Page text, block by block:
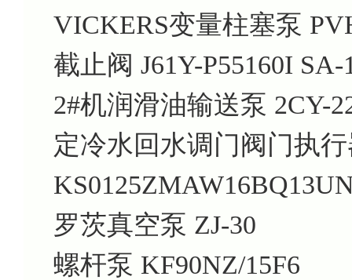
VICKERS变量柱塞泵
截止阀 J61Y-P55160I SA-
2#机润滑油输送泵 2CY-
定冷水回水调门阀门执
罗茨真空泵 ZJ-30
螺杆泵 KF90NZ/15F6